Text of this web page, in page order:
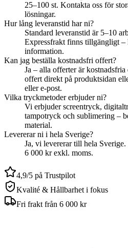
25–100 st. Kontakta oss för
lösningar.
Hur lång leveranstid har ni?
Standard leveranstid är 5–10
Expressfrakt finns tillgängligt –
information.
Kan jag beställa kostnadsfri offert?
Ja – alla offerter är
offert direkt på produktsidan
eller e-post.
Vilka tryckmetoder erbjuder ni?
Vi erbjuder screentryck,
tampotryck och sublimering –
material.
Levererar ni i hela Sverige?
Ja, vi levererar till hela
6 000 kr exkl. moms.
4,9/5 på Trustpilot
Kvalité & Hållbarhet i fokus
Fri frakt från 6 000 kr